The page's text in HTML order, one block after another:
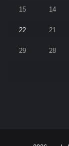
14
15
21
22
28
29